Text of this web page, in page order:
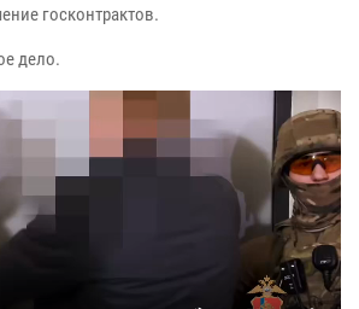
госконтрактов.
дело.